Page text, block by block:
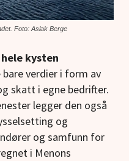
Foto: Aslak Berge
kysten
verdier i form av
skatt i egne bedrifter.
legger den også
og
og samfunn for
i Menons